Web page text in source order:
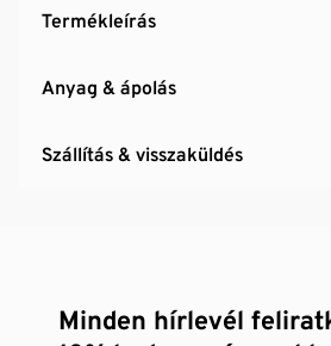
Termékleírás
Anyag & ápolás
Szállítás & visszaküldés
Minden hírlevél